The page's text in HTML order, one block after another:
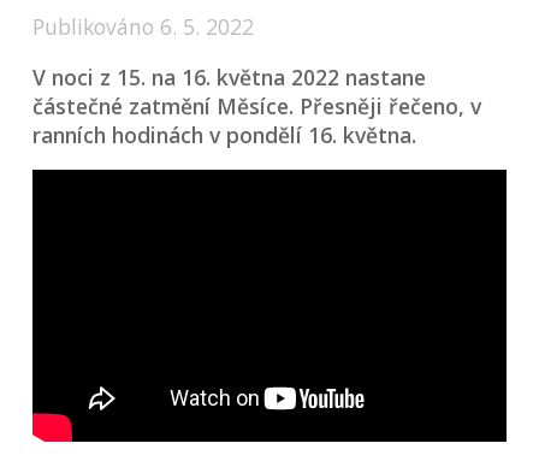
Publikováno 6. 5. 2022
V noci z 15. na 16. května 2022 nastane
částečné zatmění Měsíce. Přesněji řečeno, v
ranních hodinách v pondělí 16. května.